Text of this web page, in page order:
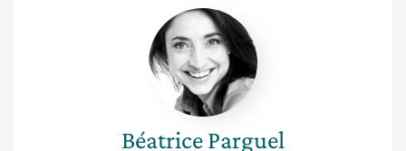
Béatrice
Parguel
BéatriceParguel